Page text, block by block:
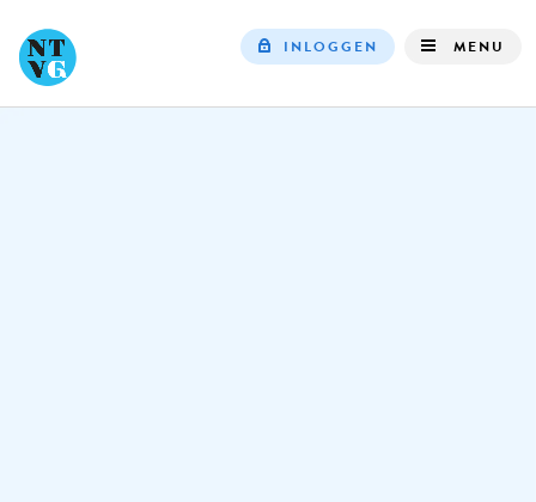
INLOGGEN MENU